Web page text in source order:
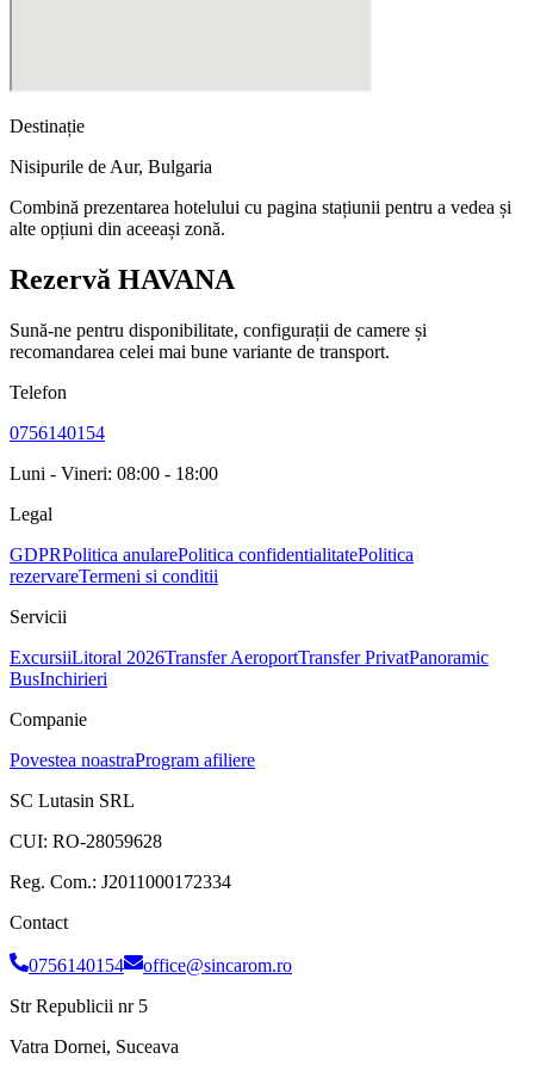
Destinație
Nisipurile de Aur, Bulgaria
Combină prezentarea hotelului cu pagina stațiunii pentru a vedea și
alte opțiuni din aceeași zonă.
Rezervă HAVANA
Sună-ne pentru disponibilitate, configurații de camere și
recomandarea celei mai bune variante de transport.
Telefon
0756140154
Luni - Vineri: 08:00 - 18:00
Legal
GDPRPolitica anularePolitica confidentialitatePolitica
rezervareTermeni si conditii
Servicii
ExcursiiLitoral 2026Transfer AeroportTransfer PrivatPanoramic
BusInchirieri
Companie
Povestea noastraProgram afiliere
SC Lutasin SRL
CUI: RO-28059628
Reg. Com.: J2011000172334
Contact
0756140154
office@sincarom.ro
Str Republicii nr 5
Vatra Dornei, Suceava